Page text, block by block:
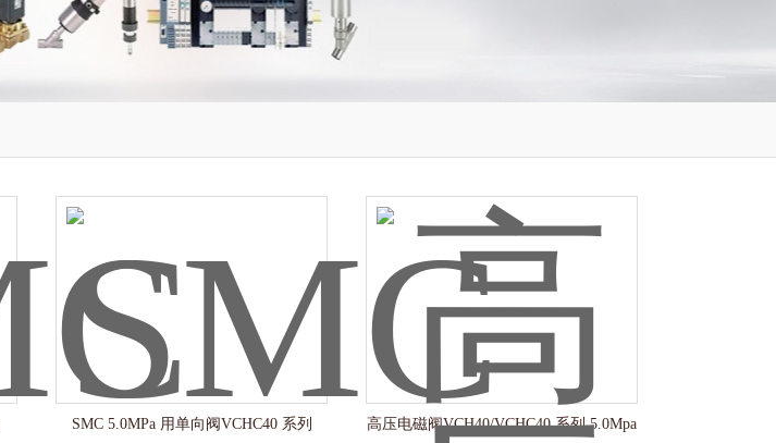
SMC 5.0MPa 用单向阀VCHC40 系列 高压电磁阀VCH40/VCHC40 系列 5.0Mpa